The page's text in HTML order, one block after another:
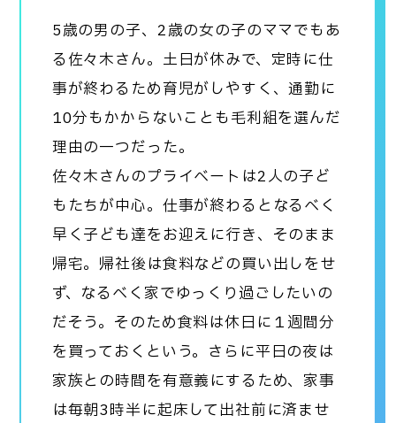
5歳の男の子、2歳の女の子のママでもあ
る佐々木さん。土日が休みで、定時に仕
事が終わるため育児がしやすく、通勤に
10分もかからないことも毛利組を選んだ
理由の一つだった。
佐々木さんのプライベートは2人の子ど
もたちが中心。仕事が終わるとなるべく
早く子ども達をお迎えに行き、そのまま
帰宅。帰社後は食料などの買い出しをせ
ず、なるべく家でゆっくり過ごしたいの
だそう。そのため食料は休日に１週間分
を買っておくという。さらに平日の夜は
家族との時間を有意義にするため、家事
は毎朝3時半に起床して出社前に済ませ